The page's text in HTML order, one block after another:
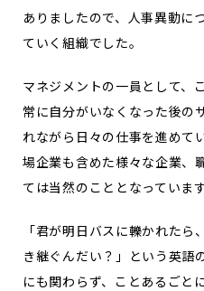
ありましたので、人事異動に
ていく組織でした。
マネジメントの一員として、
常に自分がいなくなった後の
れながら日々の仕事を進めて
場企業も含めた様々な企業、
ては当然のこととなっています
「君が明日バスに轢かれた
き継ぐんだい？」という英語
にも関わらず、ことあるごと